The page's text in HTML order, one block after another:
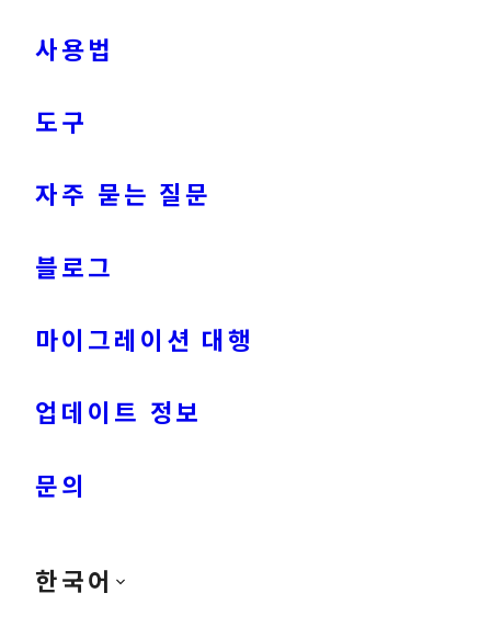
사용법
도구
자주 묻는 질문
블로그
마이그레이션 대행
업데이트 정보
문의
한국어